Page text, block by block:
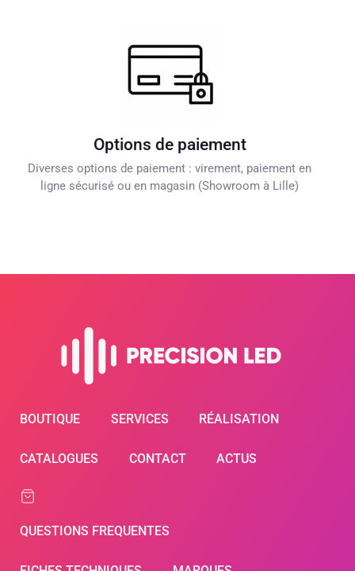
Options de paiement
Diverses options de paiement : virement, paiement en
ligne sécurisé ou en magasin (Showroom à Lille)
BOUTIQUE SERVICES RÉALISATION
CATALOGUES CONTACT ACTUS
QUESTIONS FREQUENTES